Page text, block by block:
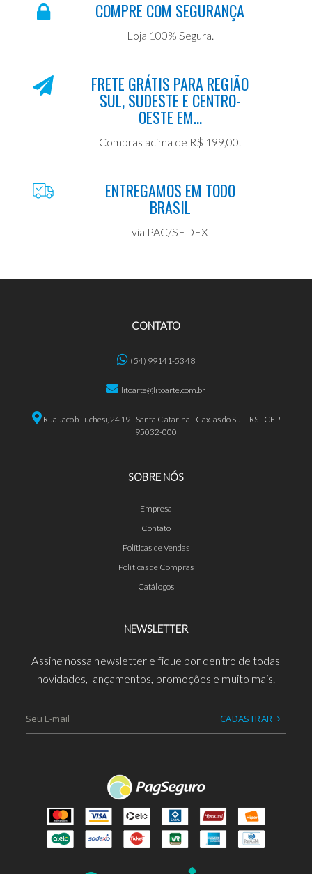
COMPRE COM SEGURANÇA
Loja 100% Segura.
FRETE GRÁTIS PARA REGIÃO
SUL, SUDESTE E CENTRO-
OESTE EM...
Compras acima de R$ 199,00.
ENTREGAMOS EM TODO
BRASIL
via PAC/SEDEX
CONTATO
(54) 99141-5348
litoarte@litoarte.com.br
Rua Jacob Luchesi, 2419 - Santa Catarina - Caxias do Sul - RS - CEP
95032-000
SOBRE NÓS
Empresa
Contato
Políticas de Vendas
Políticas de Compras
Catálogos
NEWSLETTER
Assine nossa newsletter e fique por dentro de todas
novidades, lançamentos, promoções e muito mais.
CADASTRAR